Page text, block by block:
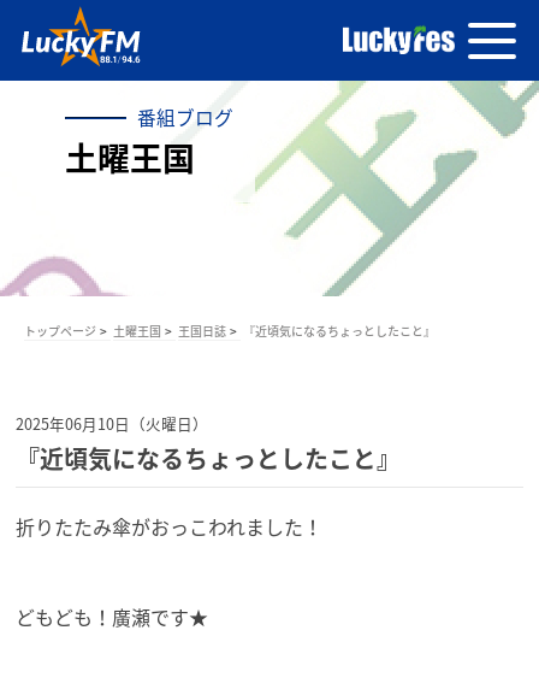
番組ブログ
土曜王国
トップページ 土曜王国 王国日誌 『近頃気になるちょっとしたこと』
2025年06月10日（火曜日）
『近頃気になるちょっとしたこと』
折りたたみ傘がおっこわれました！
どもども！廣瀬です★